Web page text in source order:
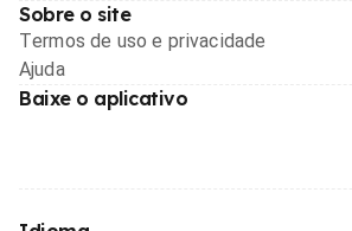
Sobre o site
Termos de uso e privacidade
Ajuda
Baixe o aplicativo